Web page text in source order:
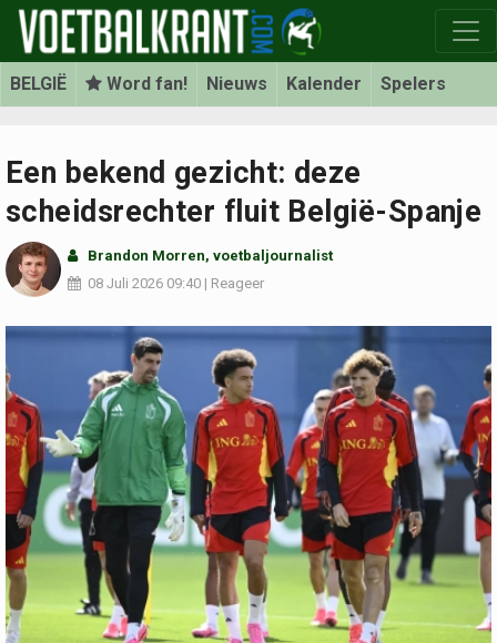
BELGIË Word fan! Nieuws Kalender Spelers
Een bekend gezicht: deze
scheidsrechter fluit België-Spanje
Brandon Morren, voetbaljournalist
08 Juli 2026 09:40 | Reageer